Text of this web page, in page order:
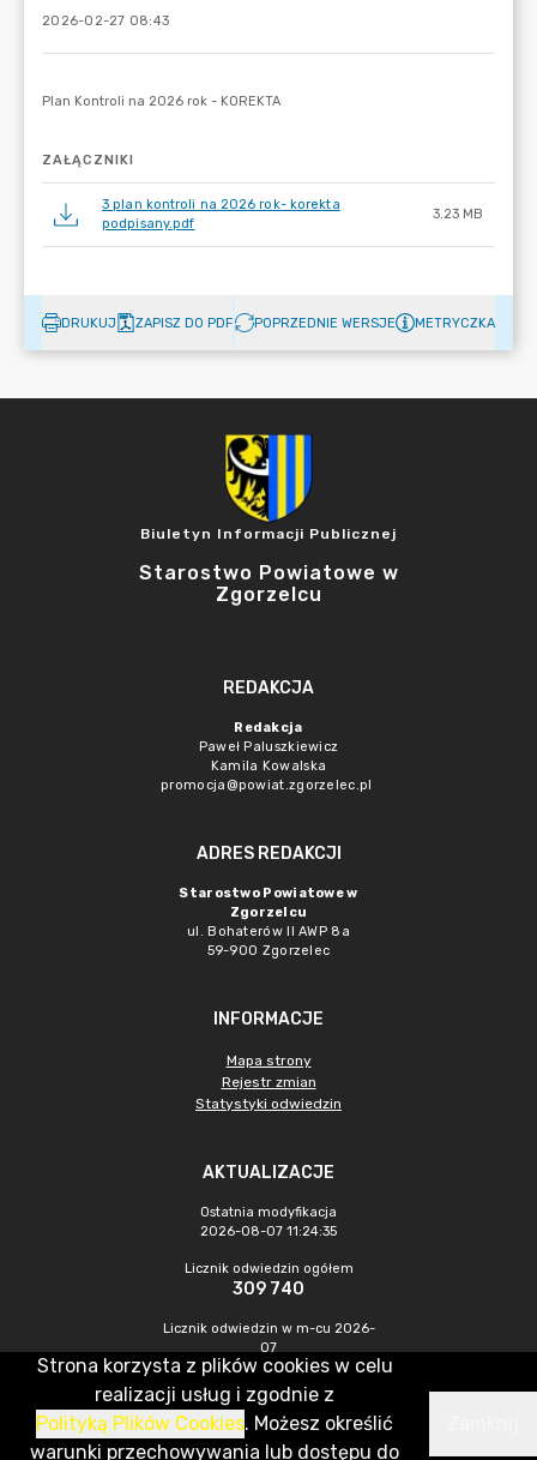
2026-02-27 08:43
ZAŁĄCZNIKI
3 plan kontroli na 2026 rok- korekta
podpisany.pdf
3.23 MB
DRUKUJ ZAPISZ DO PDF POPRZEDNIE WERSJE METRYCZKA
Biuletyn Informacji Publicznej
Starostwo Powiatowe w
Zgorzelcu
REDAKCJA
Redakcja
Paweł Paluszkiewicz
Kamila Kowalska
promocja@powiat.zgorzelec.pl
ADRES REDAKCJI
Starostwo Powiatowe w
Zgorzelcu
ul. Bohaterów II AWP 8a
59-900 Zgorzelec
INFORMACJE
Mapa strony
Rejestr zmian
Statystyki odwiedzin
AKTUALIZACJE
Ostatnia modyfikacja
2026-08-07 11:24:35
Licznik odwiedzin ogółem
309 740
Licznik odwiedzin w m-cu 2026-
07
438
CMS & Hosting: Nefeni Sp. z o.o.
Strona korzysta z plików cookies w celu
realizacji usług i zgodnie z
Polityką Plików Cookies. Możesz określić
warunki przechowywania lub dostępu do